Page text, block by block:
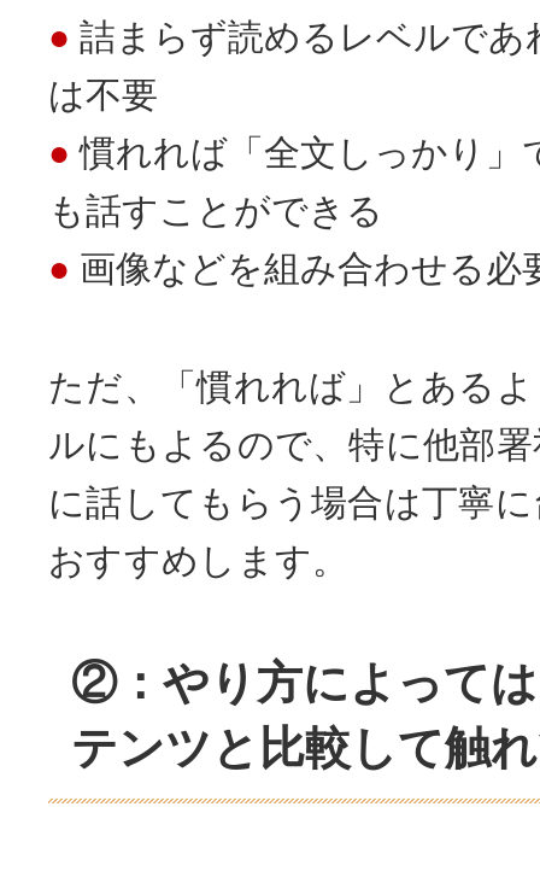
詰まらず読めるレベルであ
は不要
慣れれば「全文しっかり」
も話すことができる
画像などを組み合わせる必
ただ、「慣れれば」とある
ルにもよるので、特に他部
に話してもらう場合は丁寧
おすすめします。
②：やり方によって
テンツと比較して触